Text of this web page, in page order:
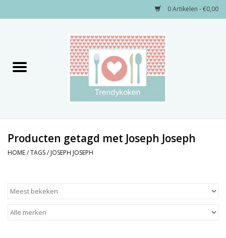
0 Artikelen - €0,00
Decoratie
Textiel
Producten getagd met Joseph Joseph
HOME/TAGS/ JOSEPH JOSEPH